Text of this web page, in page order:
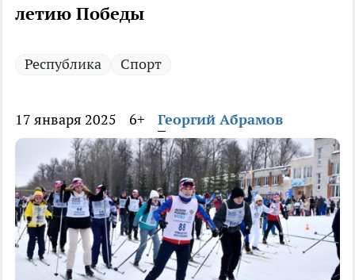
летию Победы
Республика Спорт
17 января 2025 6+ Георгий Абрамов